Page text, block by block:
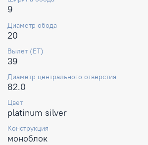
9
Диаметр обода
20
Вылет (ET)
39
Диаметр центрального отверстия
82.0
Цвет
platinum silver
Конструкция
моноблок